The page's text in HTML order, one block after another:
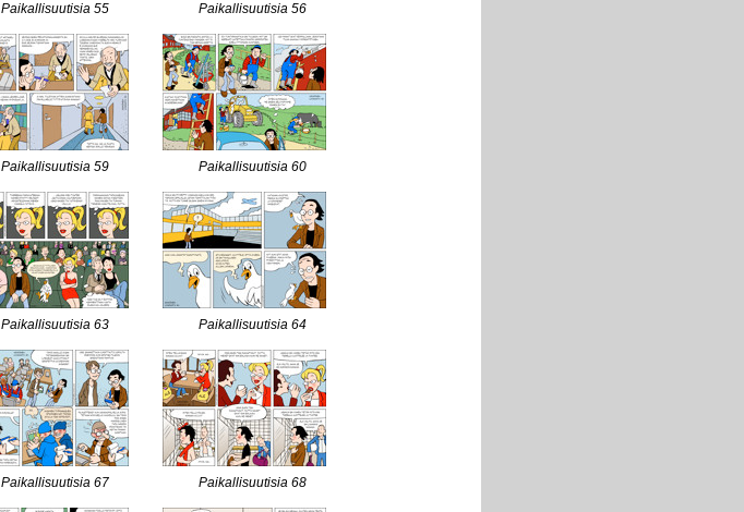
Paikallisuutisia 55 Paikallisuutisia 56
Paikallisuutisia 59 Paikallisuutisia 60
Paikallisuutisia 63 Paikallisuutisia 64
Paikallisuutisia 67 Paikallisuutisia 68